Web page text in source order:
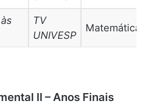
TV
UNIVESP
Matemática
II – Anos Finais